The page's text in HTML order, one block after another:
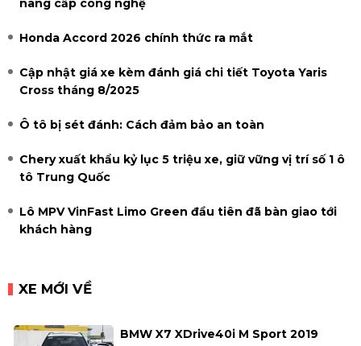
nâng cấp công nghệ
Honda Accord 2026 chính thức ra mắt
Cập nhật giá xe kèm đánh giá chi tiết Toyota Yaris
Cross tháng 8/2025
Ô tô bị sét đánh: Cách đảm bảo an toàn
Chery xuất khẩu kỷ lục 5 triệu xe, giữ vững vị trí số 1 ô
tô Trung Quốc
Lô MPV VinFast Limo Green đầu tiên đã bàn giao tới
khách hàng
XE MỚI VỀ
BMW X7 XDrive40i M Sport 2019